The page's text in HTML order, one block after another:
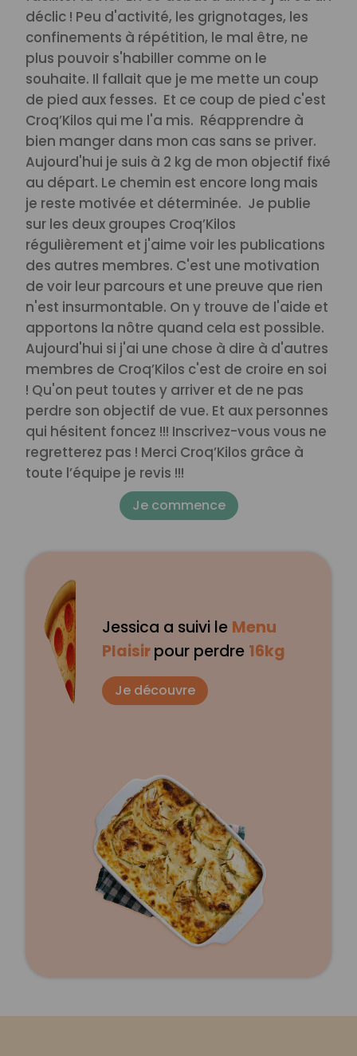
déclic ! Peu d'activité, les grignotages, les
confinements à répétition, le mal être, ne
plus pouvoir s'habiller comme on le
souhaite. Il fallait que je me mette un coup
de pied aux fesses. Et ce coup de pied c'est
Croq’Kilos qui me l'a mis. Réapprendre à
bien manger dans mon cas sans se priver.
Aujourd'hui je suis à 2 kg de mon objectif fixé
au départ. Le chemin est encore long mais
je reste motivée et déterminée. Je publie
sur les deux groupes Croq’Kilos
régulièrement et j'aime voir les publications
des autres membres. C'est une motivation
de voir leur parcours et une preuve que rien
n'est insurmontable. On y trouve de l'aide et
apportons la nôtre quand cela est possible.
Aujourd'hui si j'ai une chose à dire à d'autres
membres de Croq’Kilos c'est de croire en soi
! Qu'on peut toutes y arriver et de ne pas
perdre son objectif de vue. Et aux personnes
qui hésitent foncez !!! Inscrivez-vous vous ne
regretterez pas ! Merci Croq’Kilos grâce à
toute l’équipe je revis !!!
Je commence
Jessica a suivi le Menu
Plaisirpour perdre 16kg
Je découvre